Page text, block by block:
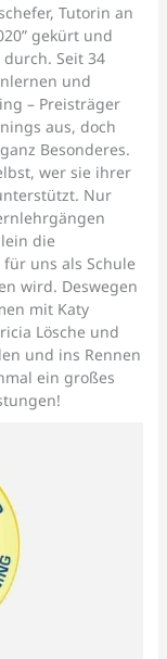
Tutorin an
gekürt und
Seit 34
und
– Preisträger
aus, doch
Besonderes.
wer sie ihrer
Nur
die
uns als Schule
wird. Deswegen
mit Katy
Lösche und
und ins Rennen
ein großes